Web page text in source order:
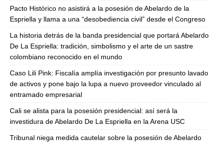
Pacto Histórico no asistirá a la posesión de Abelardo de la
Espriella y llama a una “desobediencia civil” desde el Congreso
La historia detrás de la banda presidencial que portará Abelardo
De La Espriella: tradición, simbolismo y el arte de un sastre
colombiano reconocido en el mundo
Caso Lili Pink: Fiscalía amplía investigación por presunto lavado
de activos y pone bajo la lupa a nuevo proveedor vinculado al
entramado empresarial
Cali se alista para la posesión presidencial: así será la
investidura de Abelardo De La Espriella en la Arena USC
Tribunal niega medida cautelar sobre la posesión de Abelardo